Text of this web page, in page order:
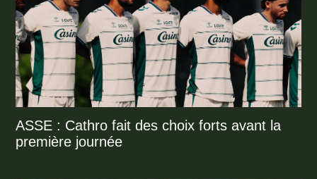
ASSE : Cathro fait des choix forts avant la
première journée